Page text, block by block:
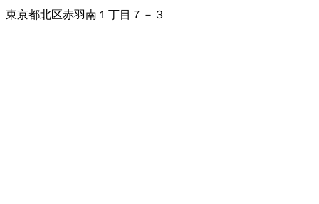
東京都北区赤羽南１丁目７－３